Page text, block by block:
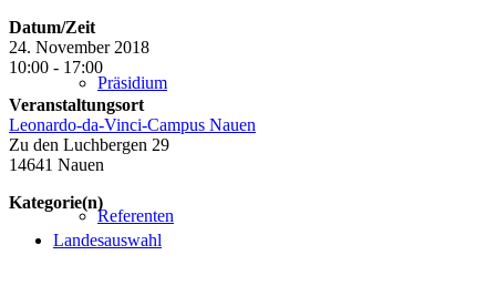
Präsidium
Referenten
Datum/Zeit
24. November 2018
10:00 - 17:00
Veranstaltungsort
Leonardo-da-Vinci-Campus Nauen
Zu den Luchbergen 29
14641 Nauen
Kategorie(n)
Landesauswahl